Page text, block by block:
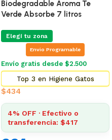
Biodegradable Aroma Te
Verde Absorbe 7 litros
Elegí tu zona
Envio Programable
Envío gratis desde $2.500
Top 3 en Higiene Gatos
$434
4% OFF · Efectivo o
transferencia: $417